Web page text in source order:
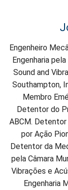
Engenheiro
Engenharia
Sound and
Southampton,
Membro
Detentor do
ABCM.
por Ação
Detentor da
pela Câmara
Vibrações e
Engenharia